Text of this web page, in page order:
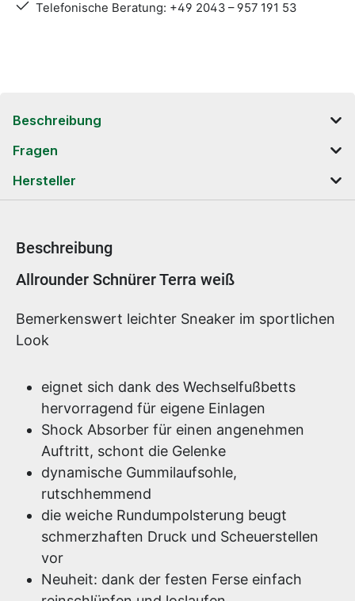
Telefonische Beratung: +49 2043 – 957 191 53
Beschreibung
Fragen
Hersteller
Beschreibung
Produktinformationen
Allrounder Schnürer Terra weiß
Bemerkenswert leichter Sneaker im sportlichen
Look
eignet sich dank des Wechselfußbetts
hervorragend für eigene Einlagen
Shock Absorber für einen angenehmen
Auftritt, schont die Gelenke
dynamische Gummilaufsohle,
rutschhemmend
die weiche Rundumpolsterung beugt
schmerzhaften Druck und Scheuerstellen
vor
Neuheit: dank der festen Ferse einfach